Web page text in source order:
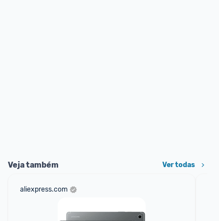
Veja também Ver todas
aliexpress.com